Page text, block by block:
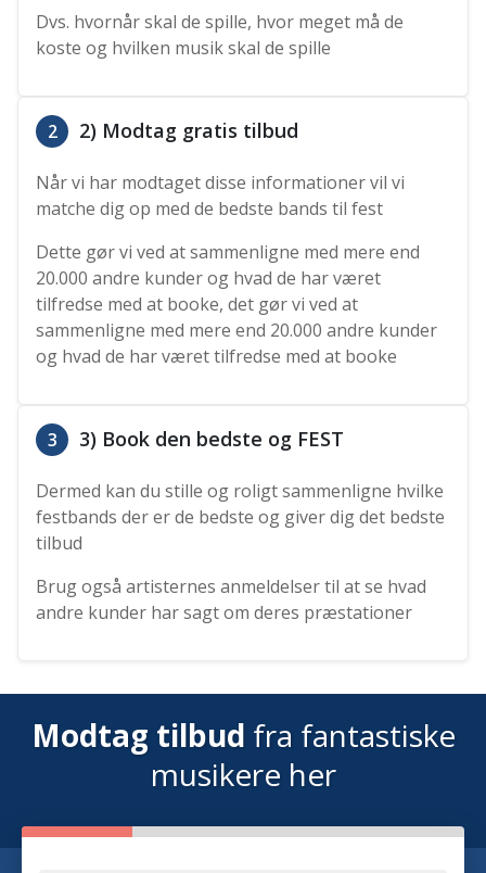
Dvs. hvornår skal de spille, hvor meget må de
koste og hvilken musik skal de spille
2 2) Modtag gratis tilbud
Når vi har modtaget disse informationer vil vi
matche dig op med de bedste bands til fest
Dette gør vi ved at sammenligne med mere end
20.000 andre kunder og hvad de har været
tilfredse med at booke, det gør vi ved at
sammenligne med mere end 20.000 andre kunder
og hvad de har været tilfredse med at booke
3 3) Book den bedste og FEST
Dermed kan du stille og roligt sammenligne hvilke
festbands der er de bedste og giver dig det bedste
tilbud
Brug også artisternes anmeldelser til at se hvad
andre kunder har sagt om deres præstationer
Modtag tilbud fra fantastiske
musikere her